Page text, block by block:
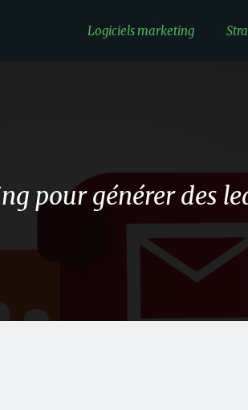
Logiciels marketing
pour générer des